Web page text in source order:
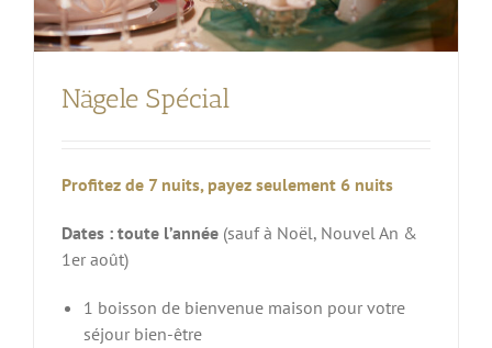
Nägele Spécial
Profitez de 7 nuits, payez seulement 6 nuits
Dates : toute l’année (sauf à Noël, Nouvel An &
1er août)
1 boisson de bienvenue maison pour votre
séjour bien-être